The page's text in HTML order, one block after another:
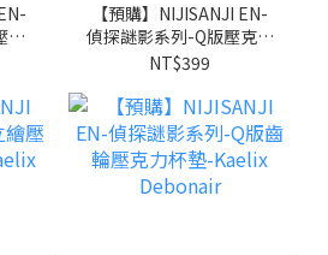
克
【預購】NIJISANJI EN-
偵探謎影系列-Q版壓克力
場景立牌-Kaelix
NT$399